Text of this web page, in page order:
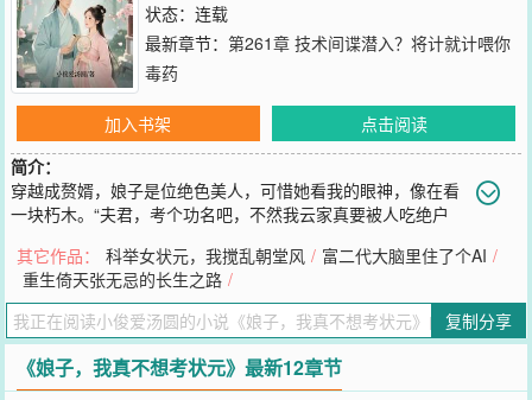
状态：连载
最新章节： 第261章 技术间谍潜入？将计就计喂你
毒药
加入书架
点击阅读
简介：
穿越成赘婿，娘子是位绝色美人，可惜她看我的眼神，像在看
一块朽木。“夫君，考个功名吧，不然我云家真要被人吃绝户
“之乎者也”和简单的数理题，陷入了沉思。这玩意儿……需要考？好
吧，为了报答救命之恩，也为了不让美人娘子失望，我只好收起我的
咸鱼心，勉强……去屠个榜吧。
您要是觉得《娘子，我真不想考状元》还不错的话请不要忘记向您QQ
群和微博微信里的朋友推荐哦！
其它作品： 科举女状元，我搅乱朝堂风 / 富二代大脑里住了个AI /
重生倚天张无忌的长生之路 /
复制分享
《娘子，我真不想考状元》最新12章节